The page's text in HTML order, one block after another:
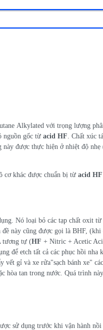
Alkylated với trọng lượng
nguồn gốc từ acid HF . Chất xúc
được thực hiện ở nhiệt độ
cơ khác được chuẩn bị từ acid HF
Nó loại bỏ các tạp chất oxit
này cũng được gọi là BHF,
tương tự (HF + Nitric + Acetic
để etch tất cả các phục hồi
vết gỉ và xe rửa"sạch bánh xe"
hòa tan trong nước. Quá trình
sử dụng trước khi vận hành nồi